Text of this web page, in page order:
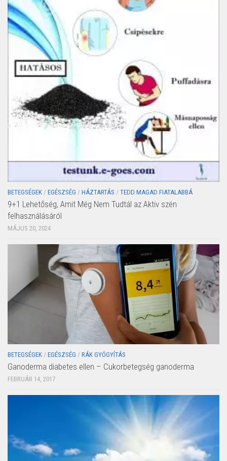
BETEGSÉGEK / EGÉSZSÉG / HÁZTARTÁS / TEDD MAGAD FIATALABBÁ
9+1 Lehetőség, Amit Még Nem Tudtál az Aktiv szén
felhasználásáról
MÁJUS 20, 2024
BETEGSÉGEK / EGÉSZSÉG / RÁK GYÓGYÍTÁS
Ganoderma diabetes ellen – Cukorbetegség ganoderma
FEBRUÁR 14, 2017